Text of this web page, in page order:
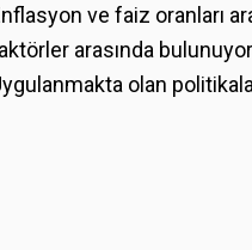
ve faiz oranları
arasında
olan